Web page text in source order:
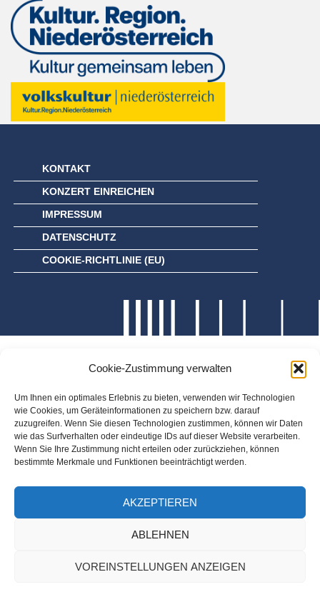
Cookie-Zustimmung verwalten
Um Ihnen ein optimales Erlebnis zu bieten, verwenden wir Technologien
wie Cookies, um Geräteinformationen zu speichern bzw. darauf
zuzugreifen. Wenn Sie diesen Technologien zustimmen, können wir Daten
wie das Surfverhalten oder eindeutige IDs auf dieser Website verarbeiten.
Wenn Sie Ihre Zustimmung nicht erteilen oder zurückziehen, können
bestimmte Merkmale und Funktionen beeinträchtigt werden.
AKZEPTIEREN
ABLEHNEN
VOREINSTELLUNGEN ANZEIGEN
KONTAKT
KONZERT EINREICHEN
IMPRESSUM
DATENSCHUTZ
COOKIE-RICHTLINIE (EU)